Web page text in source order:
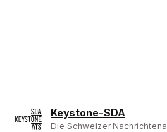
Keystone-SDA
Die Schweizer